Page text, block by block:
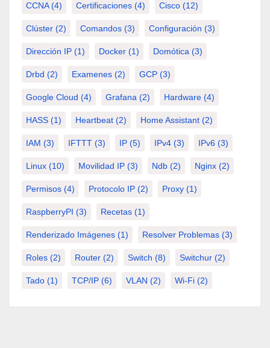
CCNA(4) Certificaciones (4) Cisco (12)
Clúster (2) Comandos (3) Configuración (3)
Dirección IP (1) Docker (1) Domótica (3)
Drbd (2) Examenes (2) GCP (3)
Google Cloud (4) Grafana (2) Hardware (4)
HASS (1) Heartbeat (2) Home Assistant (2)
IAM (3) IFTTT (3) IP (5) IPv4 (3) IPv6 (3)
Linux (10) Movilidad IP (3) Ndb (2) Nginx (2)
Permisos (4) Protocolo IP (2) Proxy (1)
RaspberryPI (3) Recetas (1)
Renderizado Imágenes (1) Resolver Problemas (3)
Roles (2) Router (2) Switch (8) Switchur (2)
Tado (1) TCP/IP (6) VLAN (2) Wi-Fi (2)